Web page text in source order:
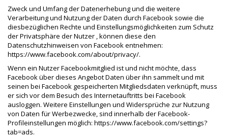
Zweck und Umfang der Datenerhebung und die weitere
Verarbeitung und Nutzung der Daten durch Facebook sowie die
diesbezüglichen Rechte und Einstellungsmöglichkeiten zum Schutz
der Privatsphäre der Nutzer , können diese den
Datenschutzhinweisen von Facebook entnehmen:
https://www.facebook.com/about/privacy/.
Wenn ein Nutzer Facebookmitglied ist und nicht möchte, dass
Facebook über dieses Angebot Daten über ihn sammelt und mit
seinen bei Facebook gespeicherten Mitgliedsdaten verknüpft, muss
er sich vor dem Besuch des Internetauftritts bei Facebook
ausloggen. Weitere Einstellungen und Widersprüche zur Nutzung
von Daten für Werbezwecke, sind innerhalb der Facebook-
Profileinstellungen möglich: https://www.facebook.com/settings?
tab=ads.